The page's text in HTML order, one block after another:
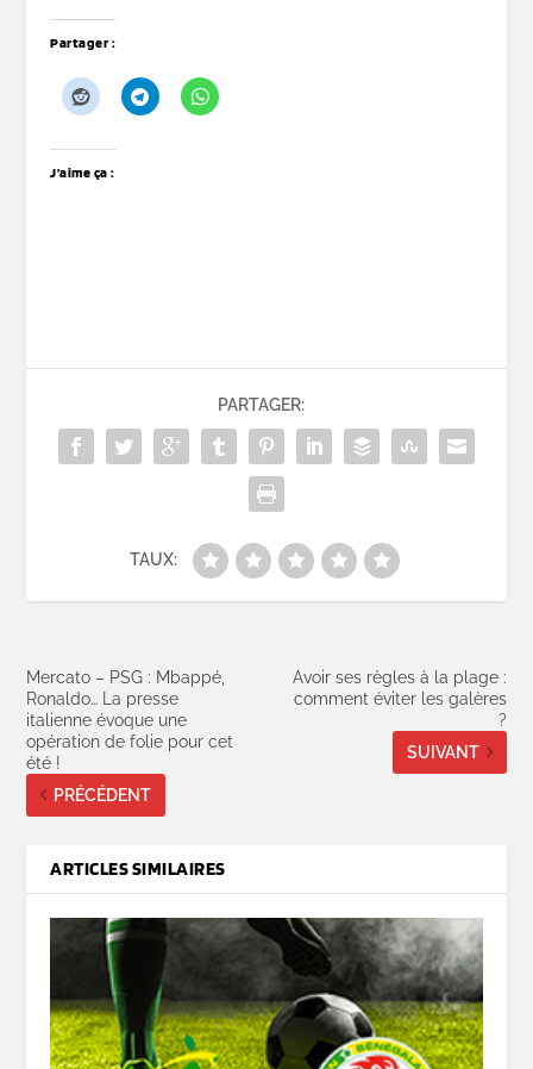
Partager :
J’aime ça :
PARTAGER:
TAUX:
Mercato – PSG : Mbappé,
Ronaldo… La presse
italienne évoque une
opération de folie pour cet
été !
PRÉCÉDENT
Avoir ses règles à la plage :
comment éviter les galères
?
SUIVANT
ARTICLES SIMILAIRES